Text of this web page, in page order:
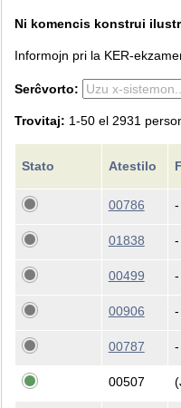
Ni komencis konstrui
Informojn pri la KER-
Serĉvorto:
Trovitaj: 1-50 el 2931
Stato Atestilo
00786 -
01838 -
00499 -
00906 -
00787 -
00507